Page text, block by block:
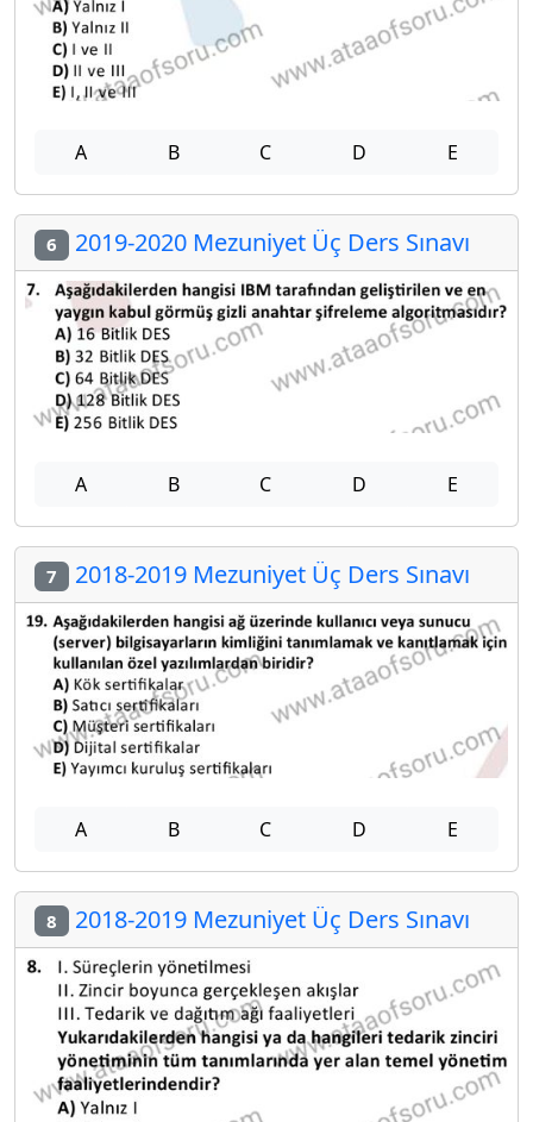
A B C D E
6 2019-2020 Mezuniyet Üç Ders Sınavı
A B C D E
7 2018-2019 Mezuniyet Üç Ders Sınavı
A B C D E
8 2018-2019 Mezuniyet Üç Ders Sınavı